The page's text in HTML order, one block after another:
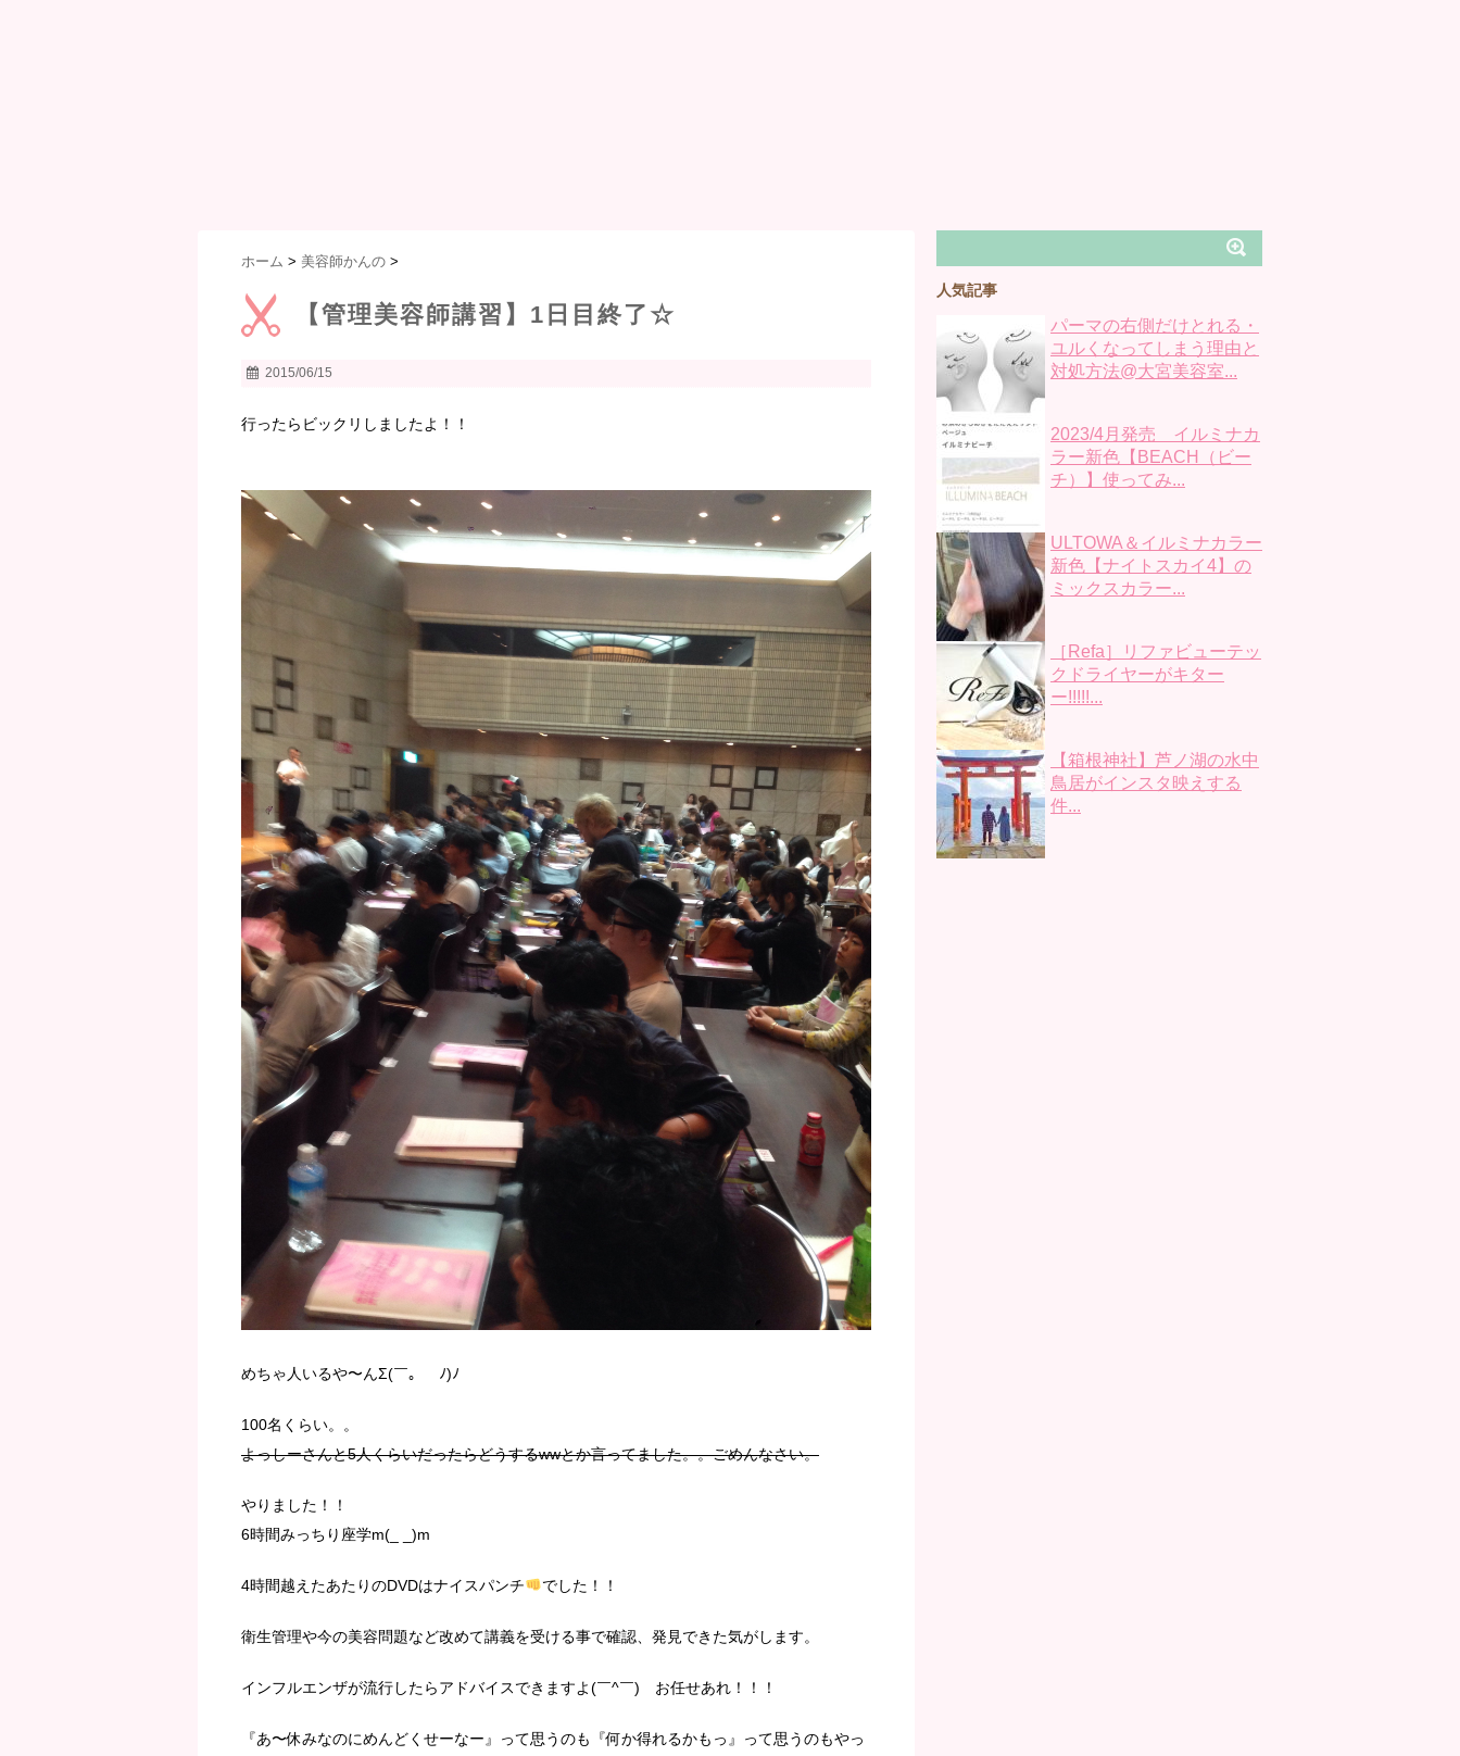
ホーム > 美容師かんの >
【管理美容師講習】1日目終了☆
2015/06/15
行ったらビックリしましたよ！！
めちゃ人いるや〜んΣ(￣。￣ﾉ)ﾉ
100名くらい。。
よっしーさんと5人くらいだったらどうするwwとか言ってました。。ごめんなさい。
やりました！！
6時間みっちり座学m(_ _)m
4時間越えたあたりのDVDはナイスパンチ でした！！
衛生管理や今の美容問題など改めて講義を受ける事で確認、発見できた気がします。
インフルエンザが流行したらアドバイスできますよ(￣^￣)ゞお任せあれ！！！
『あ〜休みなのにめんどくせーなー』って思うのも『何か得れるかもっ』って思うのもやっ
人気記事
パーマの右側だけとれる・
ユルくなってしまう理由と
対処方法@大宮美容室...
2023/4月発売 イルミナカ
ラー新色【BEACH（ビー
チ）】使ってみ...
ULTOWA＆イルミナカラー
新色【ナイトスカイ4】の
ミックスカラー...
［Refa］リファビューテッ
クドライヤーがキター
ー!!!!!...
【箱根神社】芦ノ湖の水中
鳥居がインスタ映えする
件...